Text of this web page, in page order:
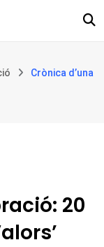
Crònica d’una
20